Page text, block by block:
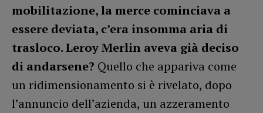
mobilitazione, la merce cominciava a
essere deviata, c’era insomma aria di
trasloco. Leroy Merlin aveva già deciso
di andarsene? Quello che appariva come
un ridimensionamento si è rivelato, dopo
l’annuncio dell’azienda, un azzeramento